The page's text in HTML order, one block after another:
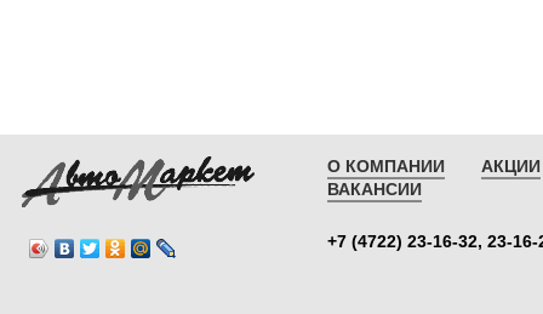
О КОМПАНИИ
АКЦИИ
ВАКАНСИИ
+7 (4722) 23-16-32, 23-